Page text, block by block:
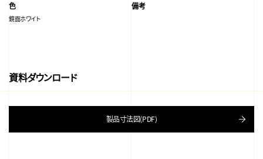
色
鏡面ホワイト
備考
資料ダウンロード
製品寸法図(PDF)